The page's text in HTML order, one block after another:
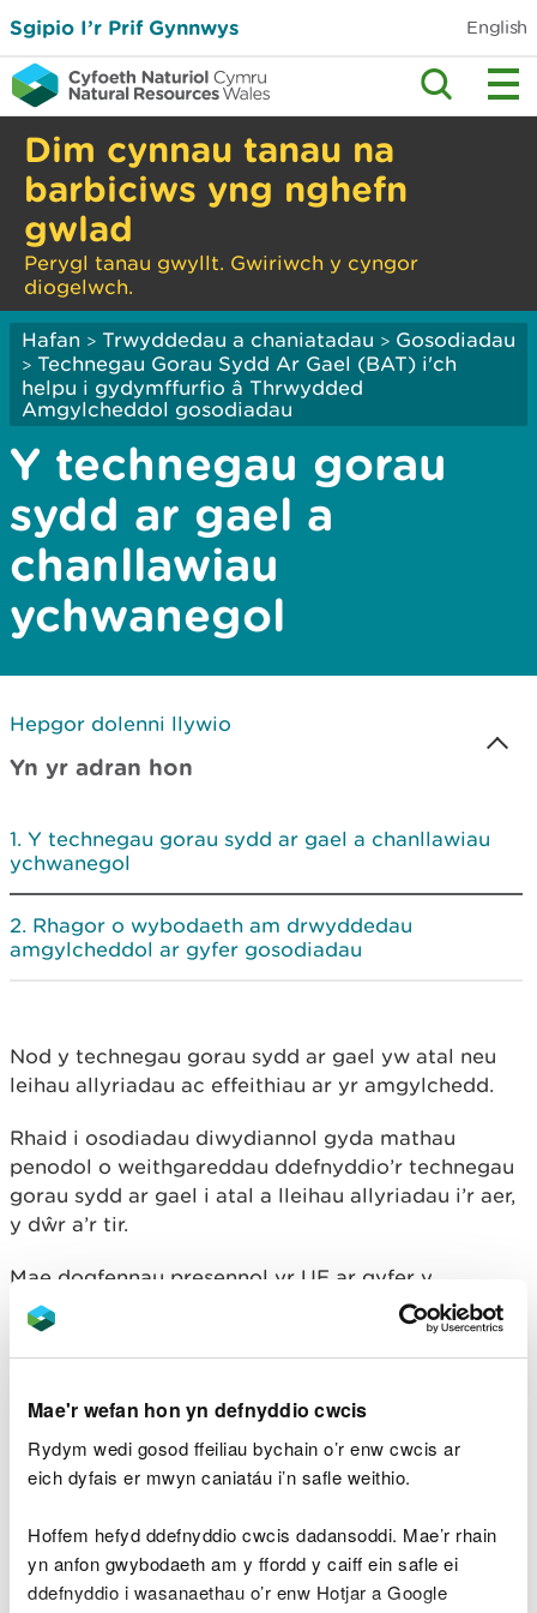
Mae'r wefan hon yn defnyddio cwcis
Rydym wedi gosod ffeiliau bychain o’r enw cwcis ar
eich dyfais er mwyn caniatáu i’n safle weithio.
Hoffem hefyd ddefnyddio cwcis dadansoddi. Mae’r rhain
yn anfon gwybodaeth am y ffordd y caiff ein safle ei
ddefnyddio i wasanaethau o’r enw Hotjar a Google
Sgipio I’r Prif Gynnwys English
Dim cynnau tanau na
barbiciws yng nghefn
gwlad
Perygl tanau gwyllt. Gwiriwch y cyngor
diogelwch.
Hafan > Trwyddedau a chaniatadau > Gosodiadau
> Technegau Gorau Sydd Ar Gael (BAT) i'ch
helpu i gydymffurfio â Thrwydded
Amgylcheddol gosodiadau
Y technegau gorau
sydd ar gael a
chanllawiau
ychwanegol
Hepgor dolenni llywio
Yn yr adran hon
Y technegau gorau sydd ar gael a chanllawiau
ychwanegol
Rhagor o wybodaeth am drwyddedau
amgylcheddol ar gyfer gosodiadau
Nod y technegau gorau sydd ar gael yw atal neu
leihau allyriadau ac effeithiau ar yr amgylchedd.
Rhaid i osodiadau diwydiannol gyda mathau
penodol o weithgareddau ddefnyddio’r technegau
gorau sydd ar gael i atal a lleihau allyriadau i’r aer,
y dŵr a’r tir.
Mae dogfennau presennol yr UE ar gyfer y
technegau gorau sydd ar gael yn parhau i gael eu
defnyddio tra bod y DU yn datblygu ei rhai ei hun.
Y technegau gorau sydd
ar gael a chanllawiau
ychwanegol
Yng Nghymru, rydym yn defnyddio’r safonau a